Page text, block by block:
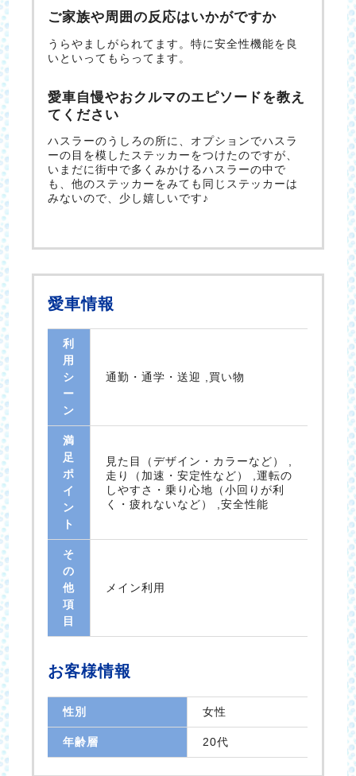
ご家族や周囲の反応はいかがですか
うらやましがられてます。特に安全性機能を良
いといってもらってます。
愛車自慢やおクルマのエピソードを教え
てください
ハスラーのうしろの所に、オプションでハスラ
ーの目を模したステッカーをつけたのですが、
いまだに街中で多くみかけるハスラーの中で
も、他のステッカーをみても同じステッカーは
みないので、少し嬉しいです♪
愛車情報
利
用
シ
ー
ン
通勤・通学・送迎 ,買い物
満
足
ポ
イ
ン
ト
見た目（デザイン・カラーなど） ,
走り（加速・安定性など） ,運転の
しやすさ・乗り心地（小回りが利
く・疲れないなど） ,安全性能
そ
の
他
項
目
メイン利用
お客様情報
性別 女性
年齢層 20代